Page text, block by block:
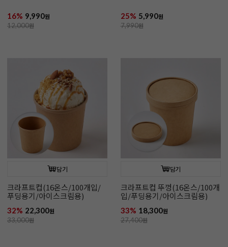
16% 9,990원
12,000원
25% 5,990원
7,990원
담기
크라프트컵(16온스/100개입/
푸딩용기/아이스크림용)
32% 22,300원
33,000원
담기
크라프트컵 뚜껑(16온스/100개
입/푸딩용기/아이스크림용)
33% 18,300원
27,400원